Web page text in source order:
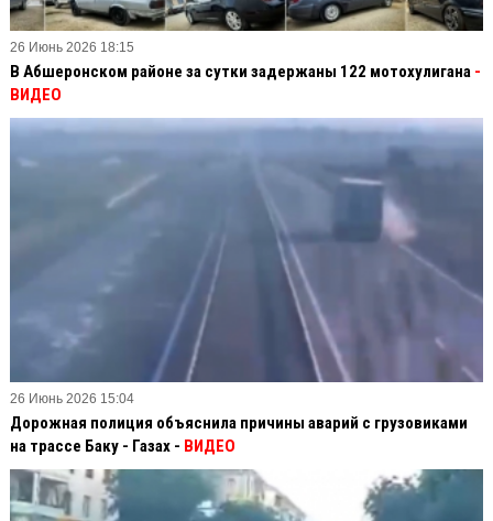
26 Июнь 2026 18:15
В Абшеронском районе за сутки задержаны 122 мотохулигана -
ВИДЕО
26 Июнь 2026 15:04
Дорожная полиция объяснила причины аварий с грузовиками
на трассе Баку - Газах - ВИДЕО